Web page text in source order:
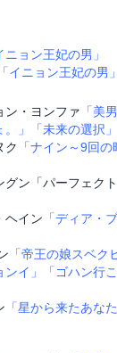
ニョン王妃の男」
「イニョン王妃の男」
ン・ヨンファ 「美
」 「未来の選択」
ク
「ナイン～9回の
ン「パーフェク
ヘイン 「ディア・
「帝王の娘スベク
イ」
「ゴハン行
「星から来たあなた